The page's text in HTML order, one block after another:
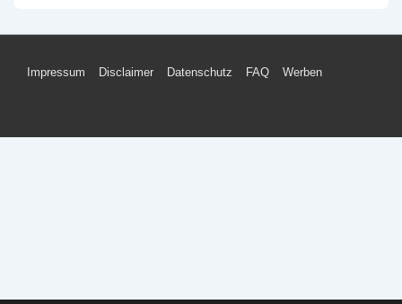
Footer-
Impressum Disclaimer Datenschutz FAQ Werben